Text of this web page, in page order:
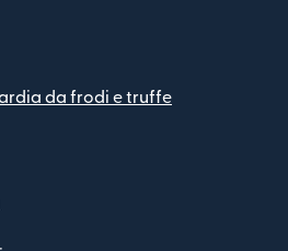
da frodi e truffe